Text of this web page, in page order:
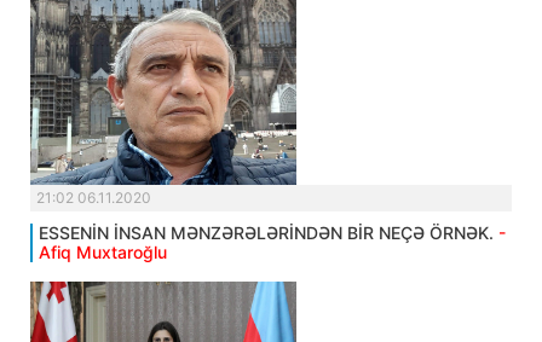
21:02 06.11.2020
ESSENİN İNSAN MƏNZƏRƏLƏRİNDƏN BİR NEÇƏ ÖRNƏK. -
Afiq Muxtaroğlu